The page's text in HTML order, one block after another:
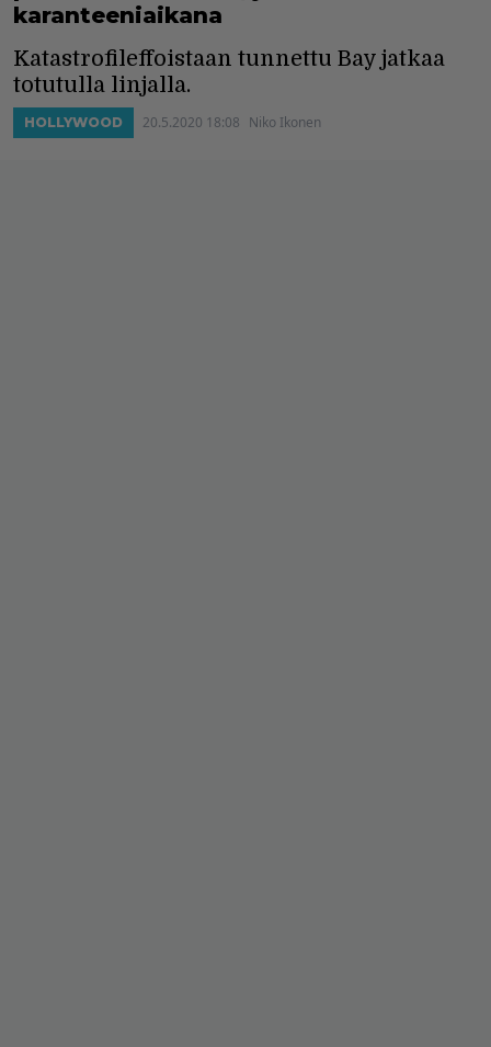
karanteeniaikana
Katastrofileffoistaan tunnettu Bay jatkaa
totutulla linjalla.
HOLLYWOOD 20.5.2020 18:08 Niko Ikonen